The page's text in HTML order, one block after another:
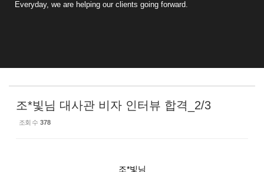
Everyday, we are helping our clients going forward.
조*빛님 대사관 비자 인터뷰 합격_2/3
조회 수 378
조*빛님